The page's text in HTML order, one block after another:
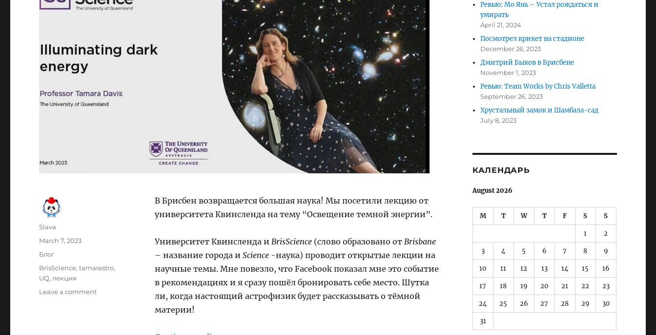
В Брисбен возвращается большая наука! Мы посетили лекцию от
университета Квинсленда на тему “Освещение темной энергии”.
Университет Квинсленда и BrisScience(слово образовано от Brisbane
– название города и Science-наука) проводит открытые лекции на
научные темы. Мне повезло, что Facebook показал мне это событие
в рекомендациях и я сразу пошёл бронировать себе место. Шутка
ли, когда настоящий астрофизик будет рассказывать о тёмной
материи!
Author
Slava
Posted
March 7, 2023
Categories
Блог
Tags
BrisScience,tamarastro,
UQ, лекция
Leave a commenton
Ревью: Мо Янь – Устал рождаться и
умирать
April 21, 2024
Посмотрел крикет на стадионе
December 26, 2023
Дмитрий Быков в Брисбене
November 1, 2023
Ревью: Team Works by Chris Valletta
September 26, 2023
Хрустальный замок и Шамбала-сад
July 8, 2023
КАЛЕНДАРЬ
August 2026
M T W T F S S
1 2
3 4 5 6 7 8 9
10 11 12 13 14 15 16
17 18 19 20 21 22 23
24 25 26 27 28 29 30
31